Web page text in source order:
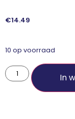
€14.49
10 op voorraad
In